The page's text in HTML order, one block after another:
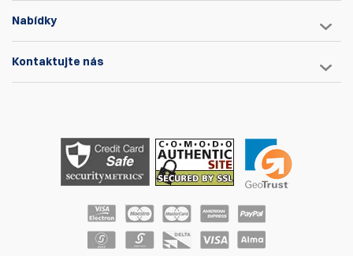
Nabídky
Kontaktujte nás